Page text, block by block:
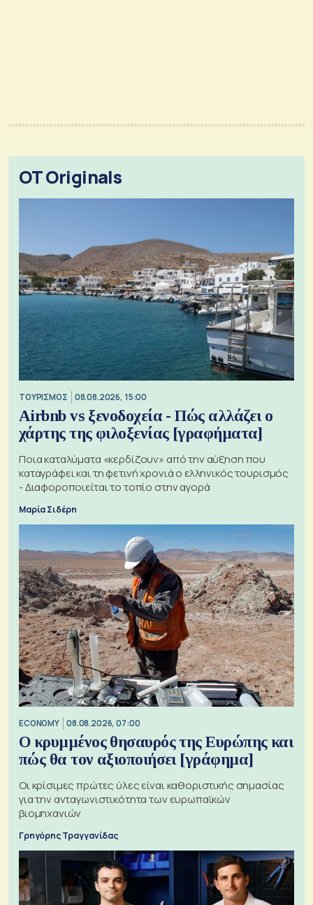
OT Originals
ΤΟΥΡΙΣΜΟΣ 08.08.2026, 15:00
Airbnb vs ξενοδοχεία - Πώς αλλάζει ο
χάρτης της φιλοξενίας [γραφήματα]
Ποια καταλύματα «κερδίζουν» από την αύξηση που
καταγράφει και τη φετινή χρονιά ο ελληνικός τουρισμός
- Διαφοροποιείται το τοπίο στην αγορά
Μαρία Σιδέρη
ECONOMY 08.08.2026, 07:00
Ο κρυμμένος θησαυρός της Ευρώπης και
πώς θα τον αξιοποιήσει [γράφημα]
Οι κρίσιμες πρώτες ύλες είναι καθοριστικής σημασίας
για την ανταγωνιστικότητα των ευρωπαϊκών
βιομηχανιών
Γρηγόρης Τραγγανίδας